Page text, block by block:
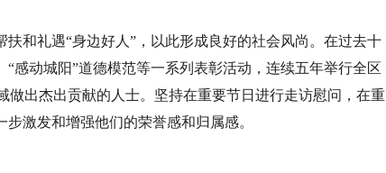
和礼遇“身边好人”，以此形成良好的社会风尚。在过去十
感动城阳”道德模范等一系列表彰活动，连续五年举行全区
出杰出贡献的人士。坚持在重要节日进行走访慰问，在重
激发和增强他们的荣誉感和归属感。